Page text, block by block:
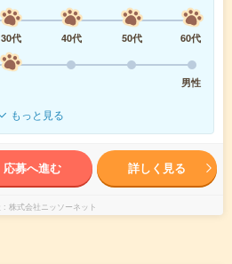
30代 40代 50代
60代
男性
もっと見る
応募へ進む 詳しく見る
株式会社ニッソーネット